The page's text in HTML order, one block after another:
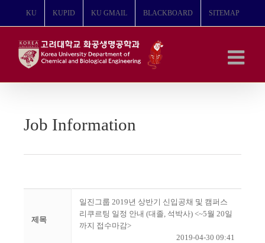
뛰
KU KUPID KU GMAIL BLACKBOARD SITEMAP
Job Information
제목
일진그룹 2019년 상반기 신입공채 및 캠퍼스
리쿠르팅 일정 안내 (대졸, 석박사) <~5월 20일
까지 접수마감>
2019-04-30 09:41